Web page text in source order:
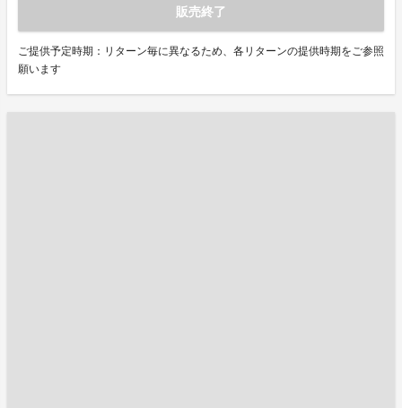
販売終了
ご提供予定時期：リターン毎に異なるため、各リターンの提供時期をご参照
願います